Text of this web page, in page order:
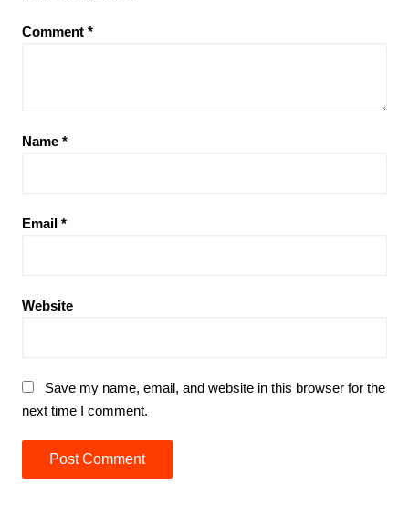
Comment *
Name *
Email *
Website
Save my name, email, and website in this browser for the
next time I comment.